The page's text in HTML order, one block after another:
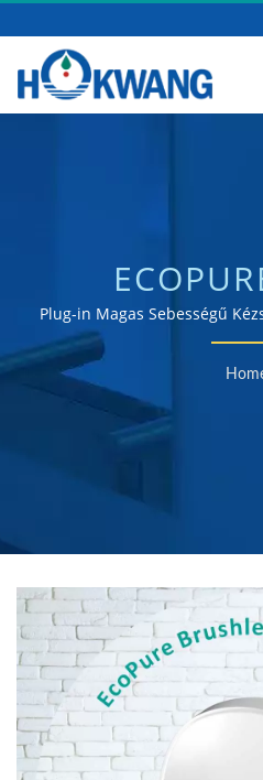
MOSDÓ
WC
Plug-in Magas Sebességű
és 14001 tanúsítvánnyal